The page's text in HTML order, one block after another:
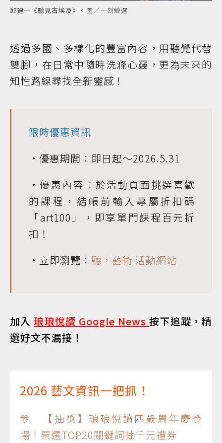
邱建一 《聽見古埃及》 。圖／一刻鯨選
透過多國、多樣化的豐富內容，用聽覺代替
雙腳，在日常中隨時洗滌心靈，更為未來的
知性路線尋找全新靈感！
限時優惠資訊
•優惠期間：即日起～2026.5.31
•優惠內容：於活動頁面挑選喜歡
的課程，結帳前輸入專屬折扣碼
「art100」，即享單門課程百元折
扣！
•立即瀏覽： 聽，藝術 活動網站
加入琅琅悅讀 Google News按下追蹤，精
選好文不漏接！
2026 藝文資訊一把抓！
🎊 【抽獎】琅琅悅讀四歲周年慶登
場！票選TOP20關鍵詞抽千元禮券